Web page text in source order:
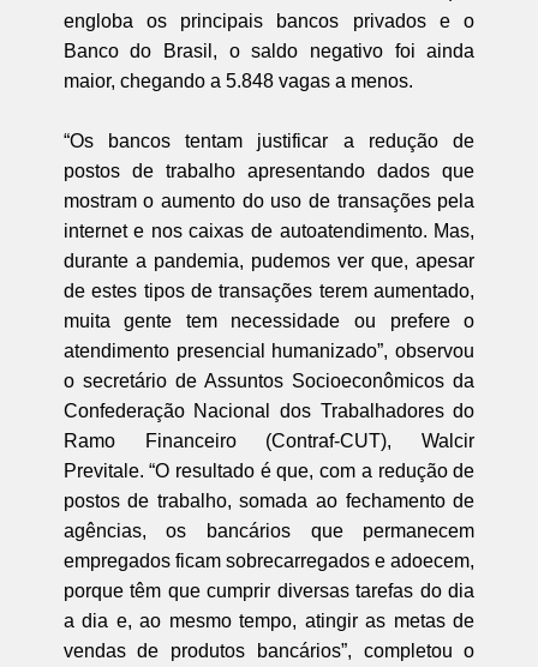
engloba os principais bancos privados e o
Banco do Brasil, o saldo negativo foi ainda
maior, chegando a 5.848 vagas a menos.
“Os bancos tentam justificar a redução de
postos de trabalho apresentando dados que
mostram o aumento do uso de transações pela
internet e nos caixas de autoatendimento. Mas,
durante a pandemia, pudemos ver que, apesar
de estes tipos de transações terem aumentado,
muita gente tem necessidade ou prefere o
atendimento presencial humanizado”, observou
o secretário de Assuntos Socioeconômicos da
Confederação Nacional dos Trabalhadores do
Ramo Financeiro (Contraf-CUT), Walcir
Previtale. “O resultado é que, com a redução de
postos de trabalho, somada ao fechamento de
agências, os bancários que permanecem
empregados ficam sobrecarregados e adoecem,
porque têm que cumprir diversas tarefas do dia
a dia e, ao mesmo tempo, atingir as metas de
vendas de produtos bancários”, completou o